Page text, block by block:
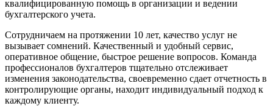
квалифицированную помощь в организации и ведении
бухгалтерского учета.
Сотрудничаем на протяжении 10 лет, качество услуг не
вызывает сомнений. Качественный и удобный сервис,
оперативное общение, быстрое решение вопросов. Команда
профессионалов бухгалтеров тщательно отслеживает
изменения законодательства, своевременно сдает отчетность в
контролирующие органы, находит индивидуальный подход к
каждому клиенту.